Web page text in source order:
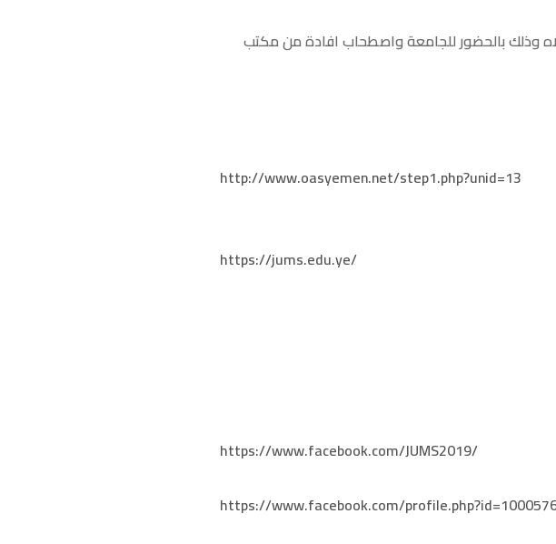
وذلك بالحضور للجامعة واصطحاب افادة من مكتب
http://www.oasyemen.net/step1.php?unid=13
https://jums.edu.ye/
https://www.facebook.com/JUMS2019/
https://www.facebook.com/